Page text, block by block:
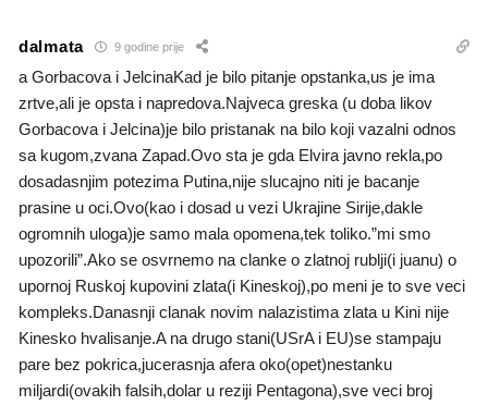
dalmata 9 godine prije
a Gorbacova i JelcinaKad je bilo pitanje opstanka,us je ima
zrtve,ali je opsta i napredova.Najveca greska (u doba likov
Gorbacova i Jelcina)je bilo pristanak na bilo koji vazalni odnos
sa kugom,zvana Zapad.Ovo sta je gda Elvira javno rekla,po
dosadasnjim potezima Putina,nije slucajno niti je bacanje
prasine u oci.Ovo(kao i dosad u vezi Ukrajine Sirije,dakle
ogromnih uloga)je samo mala opomena,tek toliko.”mi smo
upozorili”.Ako se osvrnemo na clanke o zlatnoj rublji(i juanu) o
upornoj Ruskoj kupovini zlata(i Kineskoj),po meni je to sve veci
kompleks.Danasnji clanak novim nalazistima zlata u Kini nije
Kinesko hvalisanje.A na drugo stani(USrA i EU)se stampaju
pare bez pokrica,jucerasnja afera oko(opet)nestanku
miljardi(ovakih falsih,dolar u reziji Pentagona),sve veci broj